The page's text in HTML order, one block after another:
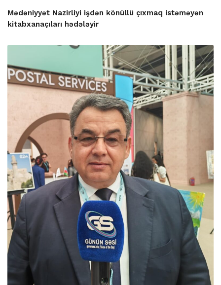
Mədəniyyət Nazirliyi işdən könüllü çıxmaq istəməyən
kitabxanaçıları hədələyir